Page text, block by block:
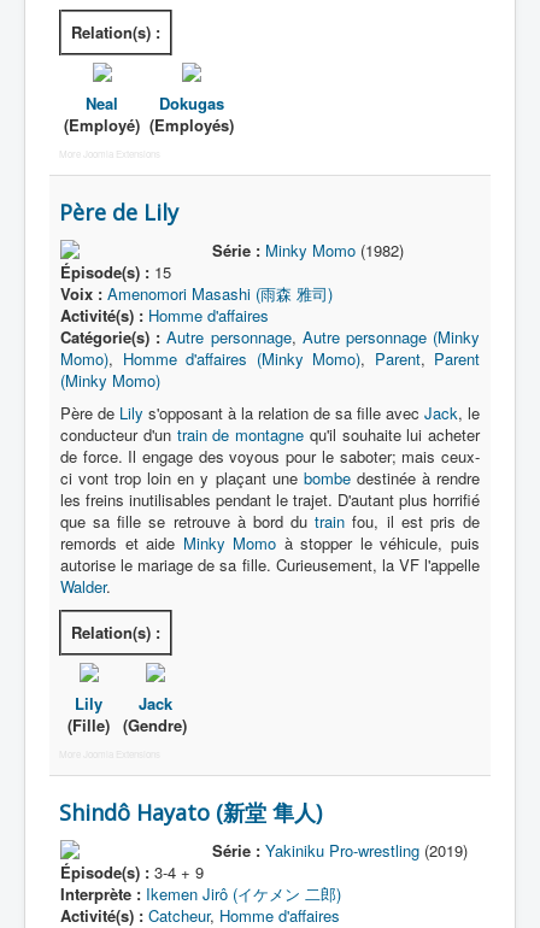
Relation(s) :
Neal
(Employé)
Dokugas
(Employés)
More Joomla Extensions
Père de Lily
Série : Minky Momo(1982)
Épisode(s) : 15
Voix : Amenomori Masashi (雨森 雅司)
Activité(s) : Homme d'affaires
Catégorie(s) : Autre personnage, Autre personnage (Minky
Momo), Homme d'affaires (Minky Momo), Parent, Parent
(Minky Momo)
Père de Lily s'opposant à la relation de sa fille avec Jack, le
conducteur d'un train de montagne qu'il souhaite lui acheter
de force. Il engage des voyous pour le saboter; mais ceux-
ci vont trop loin en y plaçant une bombedestinée à rendre
les freins inutilisables pendant le trajet. D'autant plus horrifié
que sa fille se retrouve à bord dutrain fou, il est pris de
remords et aide Minky Momo à stopper le véhicule, puis
autorise le mariage de sa fille. Curieusement, la VF l'appelle
Walder.
Relation(s) :
Lily
(Fille)
Jack
(Gendre)
More Joomla Extensions
Shindô Hayato (新堂 隼人)
Série : Yakiniku Pro-wrestling(2019)
Épisode(s) : 3-4 + 9
Interprète : Ikemen Jirô (イケメン 二郎)
Activité(s) : Catcheur, Homme d'affaires